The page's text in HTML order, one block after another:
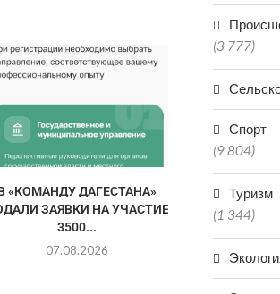
«КОМАНДУ ДАГЕСТАНА»
ЗАЯВКИ НА УЧАСТИЕ
3500...
07.08.2026
ДАГЕСТАН
(3 777)
Спорт
(9 804)
Туризм
(1 344)